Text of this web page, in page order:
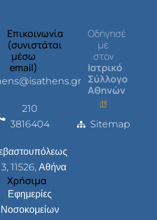
Επικοινωνία
(συνιστάται
μέσω
email)
210
3816404
11526, Αθήνα
Χρήσιμα
Εφημερίες
Νοσοκομείων
Οδήγησέ
με
στον
Ιατρικό
Σύλλογο
Αθηνών
Sitemap